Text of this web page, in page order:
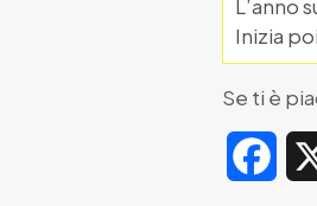
L’anno
Inizia
Se ti è